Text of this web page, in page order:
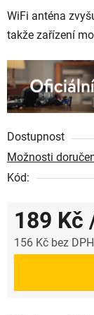
WiFi anténa
takže zařízení
Dostupnost
Možnosti
Kód:
189 Kč
156 Kč bez DPH